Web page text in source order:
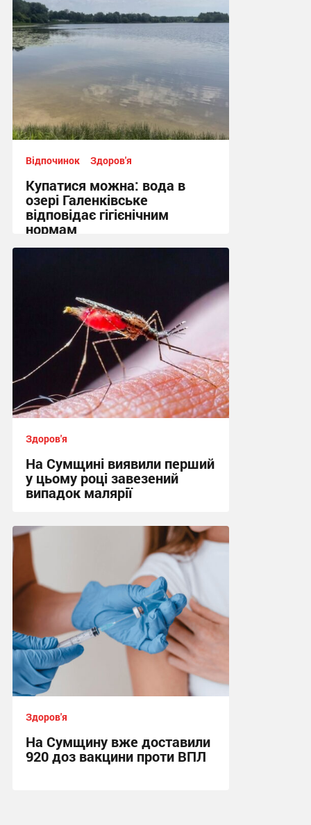
Відпочинок Здоров'я
Купатися можна: вода в
озері Галенківське
відповідає гігієнічним
нормам
Здоров'я
На Сумщині виявили перший
у цьому році завезений
випадок малярії
16:10, 6.08.2026
Здоров'я
На Сумщину вже доставили
920 доз вакцини проти ВПЛ